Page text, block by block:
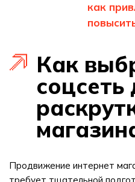
как
Как
соцсеть
Продвижение интернет